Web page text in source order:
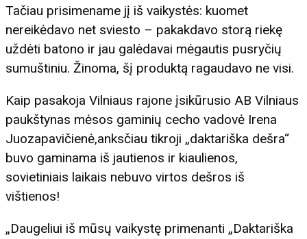
Tačiau prisimename jį iš vaikystės: kuomet
nereikėdavo net sviesto – pakakdavo storą riekę
uždėti batono ir jau galėdavai mėgautis pusryčių
sumuštiniu. Žinoma, šį produktą ragaudavo ne visi.
Kaip pasakoja Vilniaus rajone įsikūrusio AB Vilniaus
paukštynas mėsos gaminių cecho vadovė Irena
Juozapavičienė,anksčiau tikroji „daktariška dešra“
buvo gaminama iš jautienos ir kiaulienos,
sovietiniais laikais nebuvo virtos dešros iš
vištienos!
„Daugeliui iš mūsų vaikystę primenanti „Daktariška